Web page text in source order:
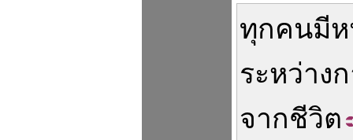
ทุกคนมี
ระหว่าง
จากชีวิต